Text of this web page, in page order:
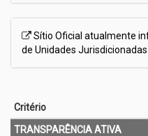
Sítio Oficial atualmente
de Unidades Jurisdicionadas
Critério
TRANSPARÊNCIA ATIVA